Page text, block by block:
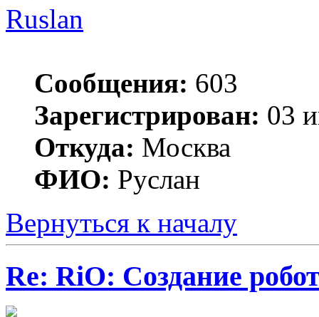
Ruslan
Сообщения: 603
Зарегистрирован: 03
Откуда: Москва
ФИО: Руслан
Вернуться к началу
Re: RiO: Создание